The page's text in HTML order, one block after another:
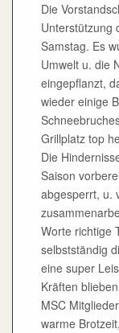
Die
Unterstützung
Samstag. Es
Umwelt u. die
eingepflanzt,
wieder einige
Grillplatz top
Die
Saison
abgesperrt, u.
Worte richtige
selbstständig
eine super
Kräften
MSC
warme